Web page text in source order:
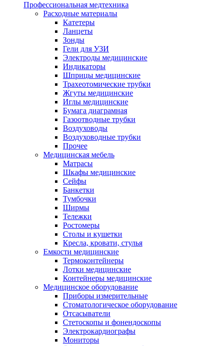
Профессиональная медтехника
Расходные материалы
Катетеры
Ланцеты
Зонды
Гели для УЗИ
Электроды медицинские
Индикаторы
Шприцы медицинские
Трахеотомические трубки
Жгуты медицинские
Иглы медицинские
Бумага диаграмная
Газоотводные трубки
Воздуховоды
Воздуховодные трубки
Прочее
Медицинская мебель
Матрасы
Шкафы медицинские
Сейфы
Банкетки
Тумбочки
Ширмы
Тележки
Ростомеры
Столы и кушетки
Кресла, кровати, стулья
Емкости медицинские
Термоконтейнеры
Лотки медицинские
Контейнеры медицинские
Медицинское оборудование
Приборы измерительные
Стоматологическое оборудование
Отсасыватели
Стетоскопы и фонендоскопы
Электрокардиографы
Мониторы